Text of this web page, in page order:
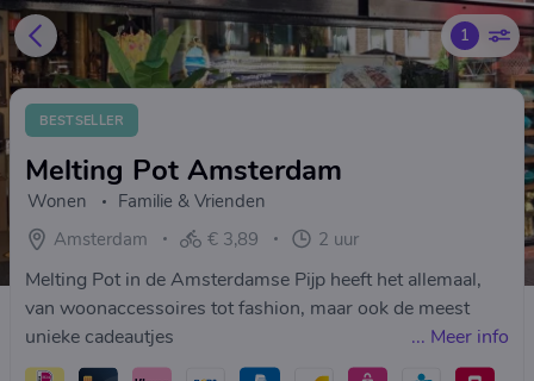
1
BESTSELLER
Melting Pot Amsterdam
Wonen
Familie & Vrienden
Amsterdam
€ 3,89 2 uur
Melting Pot in de Amsterdamse Pijp heeft het allemaal,
van woonaccessoires tot fashion, maar ook de meest
unieke cadeautjes
... Meer info